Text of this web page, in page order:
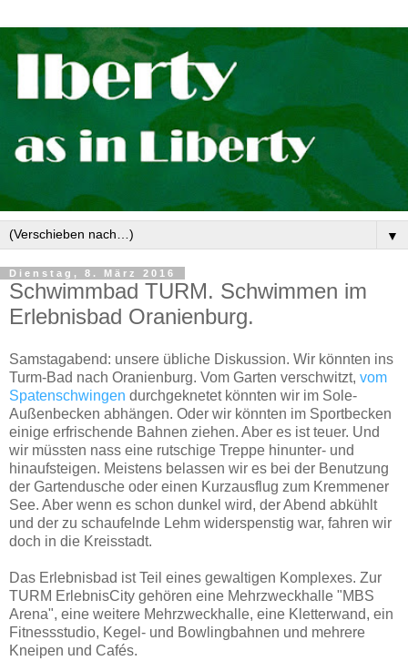
▼
Dienstag, 8. März 2016
Schwimmbad TURM. Schwimmen im
Erlebnisbad Oranienburg.
Samstagabend: unsere übliche Diskussion. Wir könnten ins
Turm-Bad nach Oranienburg. Vom Garten verschwitzt, vom
Spatenschwingen durchgeknetet könnten wir im Sole-
Außenbecken abhängen. Oder wir könnten im Sportbecken
einige erfrischende Bahnen ziehen. Aber es ist teuer. Und
wir müssten nass eine rutschige Treppe hinunter- und
hinaufsteigen. Meistens belassen wir es bei der Benutzung
der Gartendusche oder einen Kurzausflug zum Kremmener
See. Aber wenn es schon dunkel wird, der Abend abkühlt
und der zu schaufelnde Lehm widerspenstig war, fahren wir
doch in die Kreisstadt.
Das Erlebnisbad ist Teil eines gewaltigen Komplexes. Zur
TURM ErlebnisCity gehören eine Mehrzweckhalle "MBS
Arena", eine weitere Mehrzweckhalle, eine Kletterwand, ein
Fitnessstudio, Kegel- und Bowlingbahnen und mehrere
Kneipen und Cafés.